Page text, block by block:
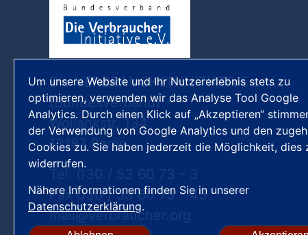
Die VERBRAUCHER INITIATIVE e.V.
(Bundesverband)
Wollankstr. 134
13187 Berlin
Fax 030 / 53 60 73 - 45
mail
verbraucher
Um unsere Website und Ihr Nutzererlebnis stets zu
optimieren, verwenden wir das Analyse Tool Google
Analytics. Durch einen Klick auf „Akzeptieren“
der Verwendung von Google Analytics und den
Cookies zu. Sie haben jederzeit die Möglichkeit, dies
widerrufen.
Nähere Informationen finden Sie in unserer
Datenschutzerklärung.